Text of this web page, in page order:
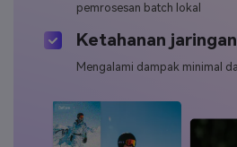
pemrosesan batch lokal
Ketahanan jaringan
Mengalami dampak minimal